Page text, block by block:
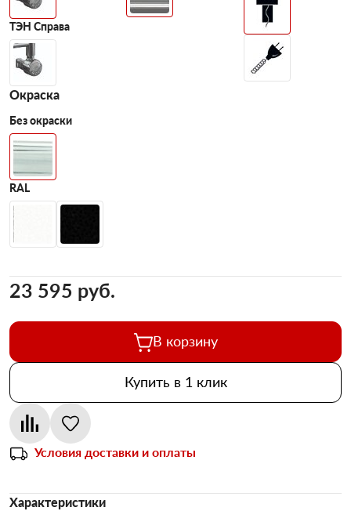
ТЭН Справа
Окраска
Без окраски
RAL
23 595 pуб.
В корзину
Купить в 1 клик
Условия доставки и оплаты
Характеристики